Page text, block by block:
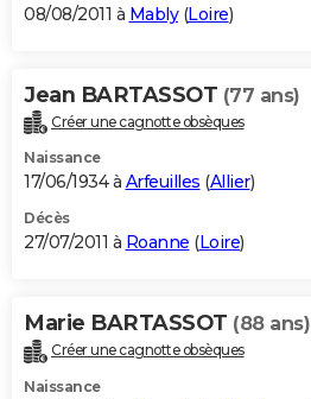
08/08/2011 à Mably(Loire)
Jean BARTASSOT (77 ans)
Créer une cagnotte obsèques
Naissance
17/06/1934 à Arfeuilles (Allier)
Décès
27/07/2011 à Roanne (Loire)
Marie BARTASSOT (88 ans)
Créer une cagnotte obsèques
Naissance